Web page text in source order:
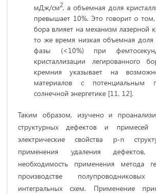
мДж/см2, а объемная доля
превышает 10%. Это говорит о том,
бора влияет на механизм лазерной
то же время низкая объемная доля
фазы (<10%) при
кристаллизации легированного
кремния указывает на
материалов с потенциальным
солнечной энергетике [11, 12].
Таким образом, изучено и
структурных дефектов и
электрические свойства p-n
применения удаления дефектов,
необходимость применения метода
производстве
интегральных схем. Применение